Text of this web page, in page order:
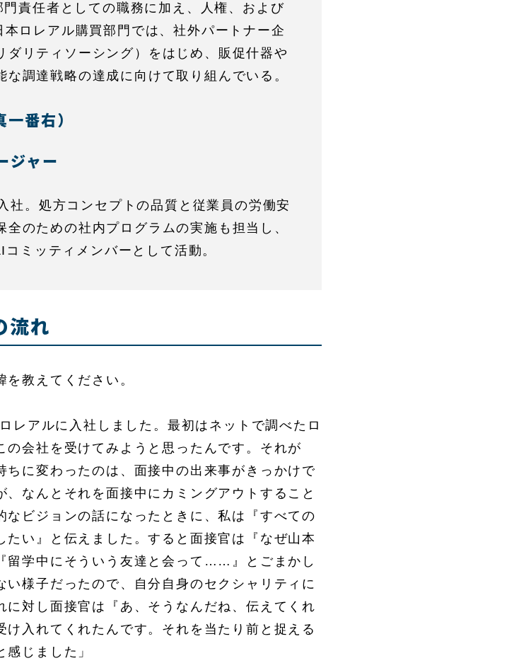
責任者としての職務に加え、人権、および
ロレアル購買部門では、社外パートナー企
リティソーシング）をはじめ、販促什器や
調達戦略の達成に向けて取り組んでいる。
番右）
ジャー
社。処方コンセプトの品質と従業員の労働安
のための社内プログラムの実施も担当し、
ミッティメンバーとして活動。
流れ
教えてください。
レアルに入社しました。最初はネットで調べたロ
会社を受けてみようと思ったんです。それが
ちに変わったのは、面接中の出来事がきっかけで
なんとそれを面接中にカミングアウトすること
ビジョンの話になったときに、私は『すべての
い』と伝えました。すると面接官は『なぜ山本
留学中にそういう友達と会って……』とごまかし
様子だったので、自分自身のセクシャリティに
対し面接官は『あ、そうなんだね、伝えてくれ
入れてくれたんです。それを当たり前と捉える
じました」